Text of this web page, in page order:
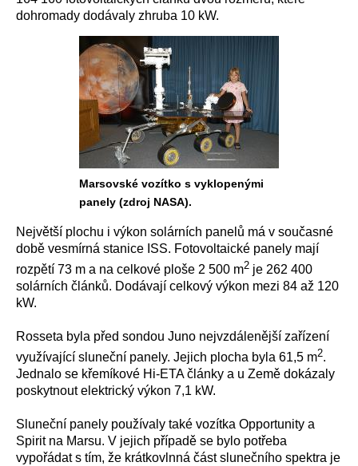
dohromady dodávaly zhruba 10 kW.
Marsovské vozítko s vyklopenými
panely (zdroj NASA).
Největší plochu i výkon solárních panelů má v současné
době vesmírná stanice ISS. Fotovoltaické panely mají
rozpětí 73 m a na celkové ploše 2 500 m2 je 262 400
solárních článků. Dodávají celkový výkon mezi 84 až 120
kW.
Rosseta byla před sondou Juno nejvzdálenější zařízení
využívající sluneční panely. Jejich plocha byla 61,5 m2.
Jednalo se křemíkové Hi-ETA články a u Země dokázaly
poskytnout elektrický výkon 7,1 kW.
Sluneční panely používaly také vozítka Opportunity a
Spirit na Marsu. V jejich případě se bylo potřeba
vypořádat s tím, že krátkovlnná část slunečního spektra je